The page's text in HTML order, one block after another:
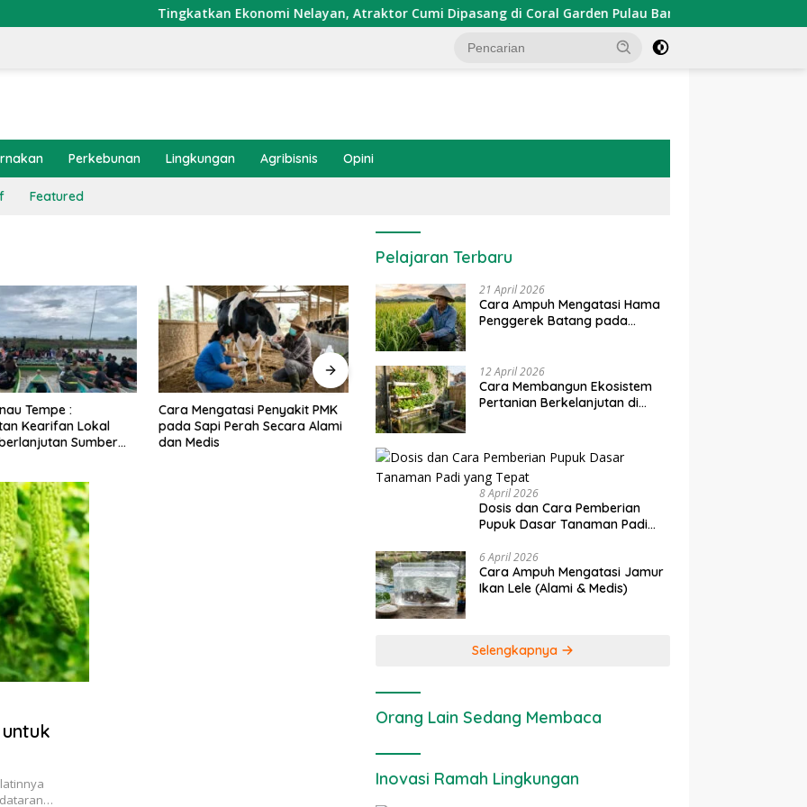
Tingkatkan Ekonomi Nelayan, Atraktor Cumi Dipasang di Coral Garden Pulau Barrang Caddi
Perkebunan Lingkungan Agribisnis Opini
Featured
Penyakit PMK
Perah Secara Alami
Dosis dan Cara Pemupukan
Tanaman Padi pada Fase
Vegetatif Aktif yang Tepat
Penerapan IoT dalam
Pertanian Modern di Indonesia
Ekonomi Sumber Daya Lahan:
Pelajaran Terbaru
21 April 2026
Cara Ampuh Mengatasi Hama
Penggerek Batang pada
12 April 2026
Cara Membangun Ekosistem
Pertanian Berkelanjutan di
8 April 2026
Dosis dan Cara Pemberian
Pupuk Dasar Tanaman Padi
6 April 2026
Cara Ampuh Mengatasi Jamur
Ikan Lele (Alami & Medis)
Selengkapnya
Orang Lain Sedang Membaca
Inovasi Ramah Lingkungan